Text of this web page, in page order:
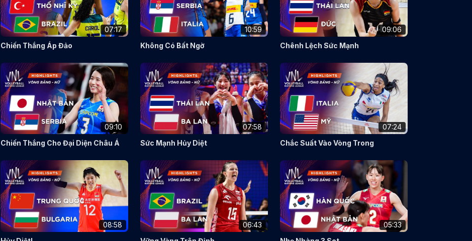
07:17
Chiến Thắng Áp Đảo
10:59
Không Có Bất Ngờ
09:06
Chênh Lệch Sức Mạnh
09:10
Chiến Thắng Cho Đại Diện Châu Á
07:58
Sức Mạnh Hủy Diệt
07:24
Chắc Suất Vào Vòng Trong
08:58
06:43
05:33